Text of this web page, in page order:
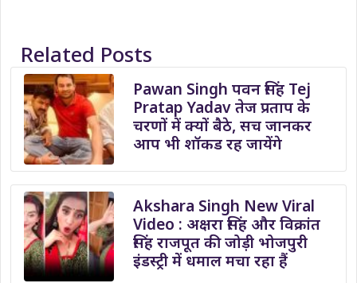
Related Posts
Pawan Singh पवन सिंह Tej
Pratap Yadav तेज प्रताप के
चरणों में क्यों बैठे, सच जानकर
आप भी शॉकड रह जायेंगे
Akshara Singh New Viral
Video : अक्षरा सिंह और विक्रांत
सिंह राजपूत की जोड़ी भोजपुरी
इंडस्ट्री में धमाल मचा रहा हैं